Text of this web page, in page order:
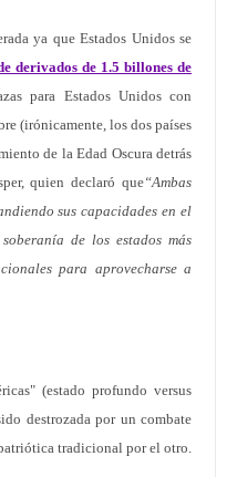
ya que Estados Unidos se
derivados de 1.5 billones de
para Estados Unidos con
(irónicamente, los dos países
de la Edad Oscura detrás
quien declaró que“Ambas
sus capacidades en el
de los estados más
para aprovecharse a
(estado profundo versus
destrozada por un combate
tradicional por el otro.